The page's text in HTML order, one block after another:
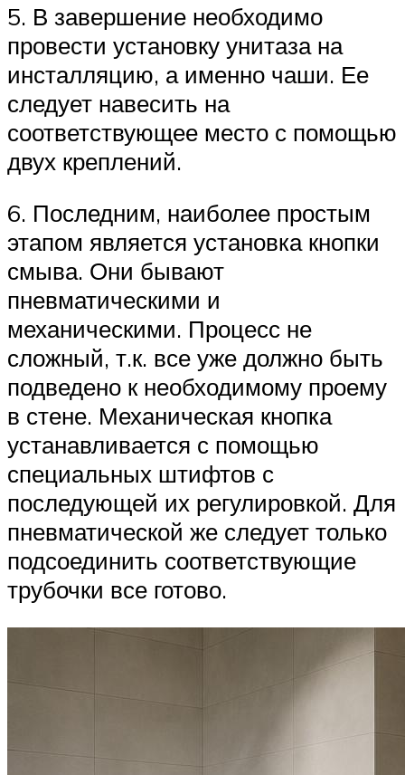
5. В завершение необходимо
провести установку унитаза на
инсталляцию, а именно чаши. Ее
следует навесить на
соответствующее место с помощью
двух креплений.
6. Последним, наиболее простым
этапом является установка кнопки
смыва. Они бывают
пневматическими и
механическими. Процесс не
сложный, т.к. все уже должно быть
подведено к необходимому проему
в стене. Механическая кнопка
устанавливается с помощью
специальных штифтов с
последующей их регулировкой. Для
пневматической же следует только
подсоединить соответствующие
трубочки все готово.